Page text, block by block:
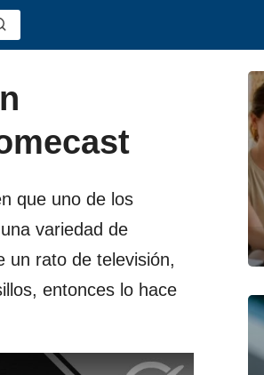
que uno de los
variedad de
un rato de televisión,
entonces lo hace